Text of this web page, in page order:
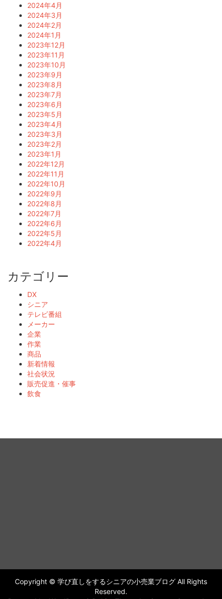
2024年4月
2024年3月
2024年2月
2024年1月
2023年12月
2023年11月
2023年10月
2023年9月
2023年8月
2023年7月
2023年6月
2023年5月
2023年4月
2023年3月
2023年2月
2023年1月
2022年12月
2022年11月
2022年10月
2022年9月
2022年8月
2022年7月
2022年6月
2022年5月
2022年4月
カテゴリー
DX
シニア
テレビ番組
メーカー
企業
作業
商品
新着情報
社会状況
販売促進・催事
飲食
Copyright © 学び直しをするシニアの小売業ブログ All Rights
Reserved.